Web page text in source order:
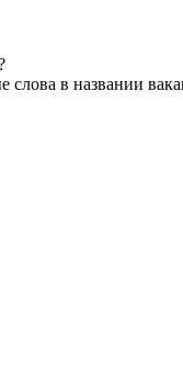
слова в названии